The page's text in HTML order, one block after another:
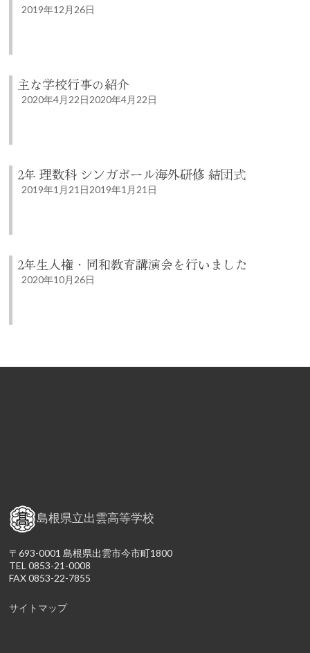
2019年12月26日
主な学校行事の紹介
2020年4月22日2020年4月22日
2年 理数科 シンガポール海外研修 結団式
2019年1月21日2019年1月21日
2年生人権・同和教育講演会を行いました
2020年10月26日
島根県立出雲高等学校
〒693-0001 島根県出雲市今市町1800
TEL 0853-21-0008
FAX 0853-22-7855
サイトマップ